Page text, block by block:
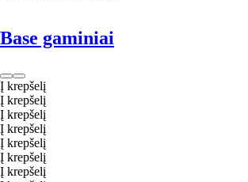
Base gaminiai
Į krepšelį
Į krepšelį
Į krepšelį
Į krepšelį
Į krepšelį
Į krepšelį
Į krepšelį